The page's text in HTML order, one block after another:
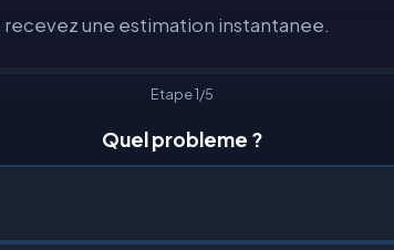
une estimation instantanee.
Etape 1/5
Quel probleme ?